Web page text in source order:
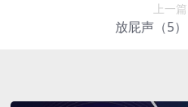
上一篇
放屁声（5）